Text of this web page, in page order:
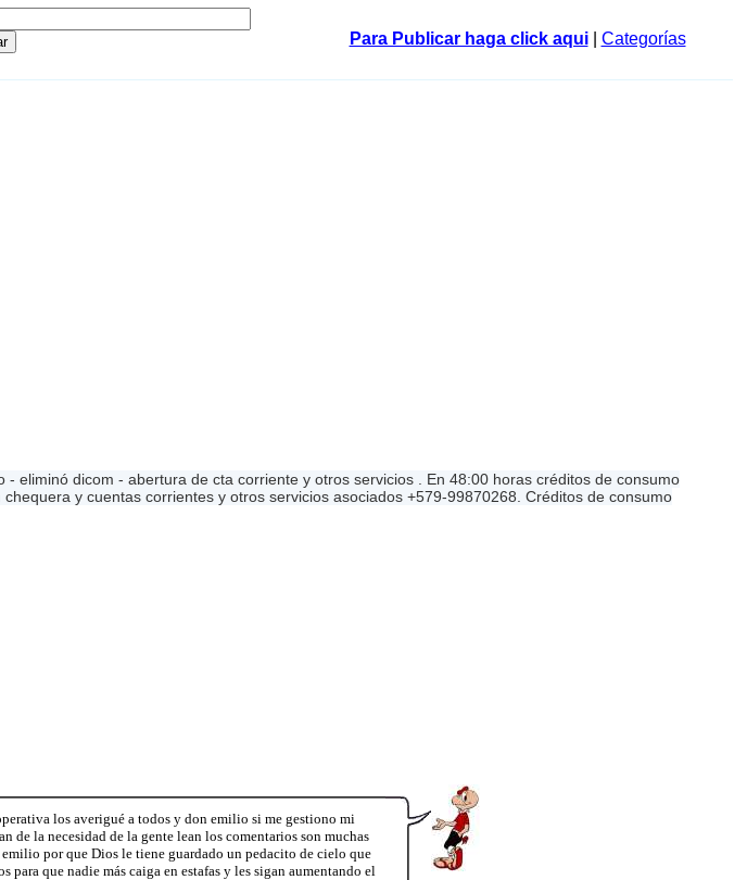
Para Publicar haga click aqui| Categorías
eliminó dicom - abertura de cta corriente y otros servicios . En 48:00 horas créditos de consumo
y cuentas corrientes y otros servicios asociados +579-99870268. Créditos de consumo
los averigué a todos y don emilio si me gestiono mi
la necesidad de la gente lean los comentarios son muchas
por que Dios le tiene guardado un pedacito de cielo que
que nadie más caiga en estafas y les sigan aumentando el